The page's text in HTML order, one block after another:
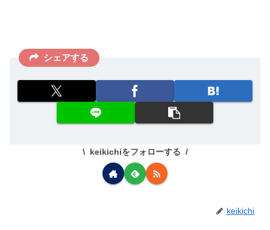
シェアする
keikichiをフォローする
keikichi